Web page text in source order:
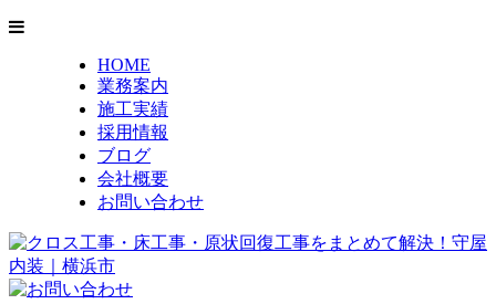
HOME
業務案内
施工実績
採用情報
ブログ
会社概要
お問い合わせ